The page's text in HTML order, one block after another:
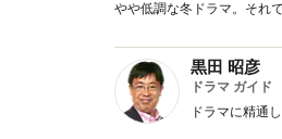
やや低調な冬ドラマ。それ
黒田 昭彦
ドラマ ガイド
ドラマに精通